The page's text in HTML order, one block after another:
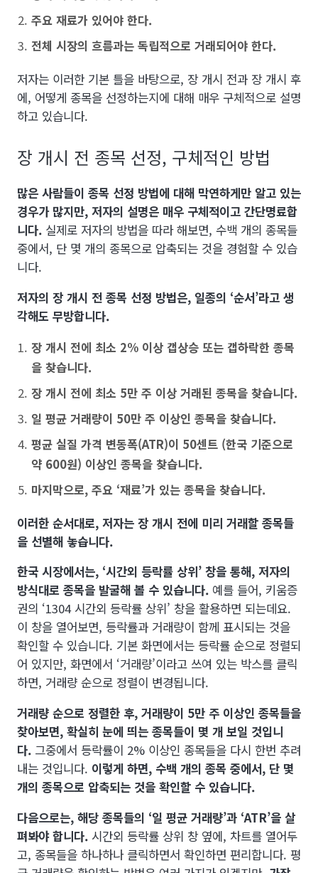
주요 재료가 있어야 한다.
전체 시장의 흐름과는 독립적으로 거래되어야 한다.
저자는 이러한 기본 틀을 바탕으로, 장 개시 전과 장 개시 후
에, 어떻게 종목을 선정하는지에 대해 매우 구체적으로 설명
하고 있습니다.
장 개시 전 종목 선정, 구체적인 방법
많은 사람들이 종목 선정 방법에 대해 막연하게만 알고 있는
경우가 많지만, 저자의 설명은 매우 구체적이고 간단명료합
니다. 실제로 저자의 방법을 따라 해보면, 수백 개의 종목들
중에서, 단 몇 개의 종목으로 압축되는 것을 경험할 수 있습
니다.
저자의 장 개시 전 종목 선정 방법은, 일종의 ‘순서’라고 생
각해도 무방합니다.
장 개시 전에 최소 2% 이상 갭상승 또는 갭하락한 종목
을 찾습니다.
장 개시 전에 최소 5만 주 이상 거래된 종목을 찾습니다.
일 평균 거래량이 50만 주 이상인 종목을 찾습니다.
평균 실질 가격 변동폭(ATR)이 50센트 (한국 기준으로
약 600원) 이상인 종목을 찾습니다.
마지막으로, 주요 ‘재료’가 있는 종목을 찾습니다.
이러한 순서대로, 저자는 장 개시 전에 미리 거래할 종목들
을 선별해 놓습니다.
한국 시장에서는, ‘시간외 등락률 상위’ 창을 통해, 저자의
방식대로 종목을 발굴해 볼 수 있습니다. 예를 들어, 키움증
권의 ‘1304 시간외 등락률 상위’ 창을 활용하면 되는데요.
이 창을 열어보면, 등락률과 거래량이 함께 표시되는 것을
확인할 수 있습니다. 기본 화면에서는 등락률 순으로 정렬되
어 있지만, 화면에서 ‘거래량’이라고 쓰여 있는 박스를 클릭
하면, 거래량 순으로 정렬이 변경됩니다.
거래량 순으로 정렬한 후, 거래량이 5만 주 이상인 종목들을
찾아보면, 확실히 눈에 띄는 종목들이 몇 개 보일 것입니
다. 그중에서 등락률이 2% 이상인 종목들을 다시 한번 추려
내는 것입니다. 이렇게 하면, 수백 개의 종목 중에서, 단 몇
개의 종목으로 압축되는 것을 확인할 수 있습니다.
다음으로는, 해당 종목들의 ‘일 평균 거래량’과 ‘ATR’을 살
펴봐야 합니다. 시간외 등락률 상위 창 옆에, 차트를 열어두
고, 종목들을 하나하나 클릭하면서 확인하면 편리합니다. 평